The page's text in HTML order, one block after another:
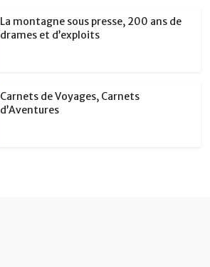
La montagne sous presse, 200 ans de
drames et d’exploits
Carnets de Voyages, Carnets
d’Aventures